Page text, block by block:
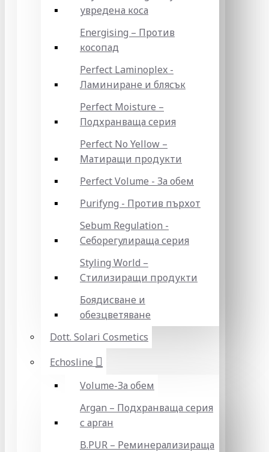
увредена коса
Energising – Против
косопад
Perfect Laminoplex -
Ламиниране и блясък
Perfect Moisture –
Подхранваща серия
Perfect No Yellow –
Матиращи продукти
Perfect Volume - За обем
Purifyng - Против пърхот
Sebum Regulation -
Себорегулираща серия
Styling World –
Стилизиращи продукти
Боядисване и
обезцветяване
Dott. Solari Cosmetics
Echosline
Volume-За обем
Argan – Подхранваща серия
с арган
B.PUR – Реминерализираща